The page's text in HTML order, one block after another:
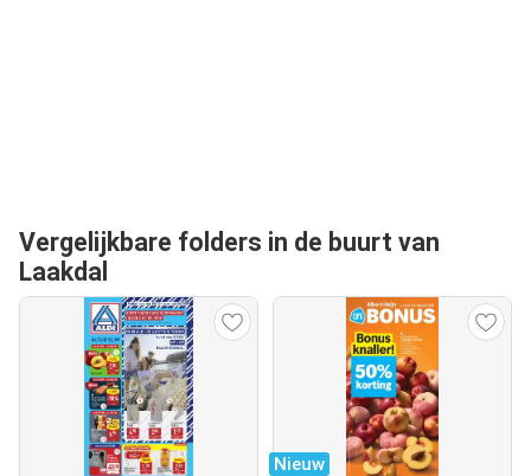
Vergelijkbare folders in de buurt van
Laakdal
Nieuw